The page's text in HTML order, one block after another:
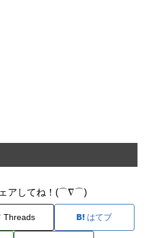
アしてね！(⌒∇⌒)
Threads はてブ